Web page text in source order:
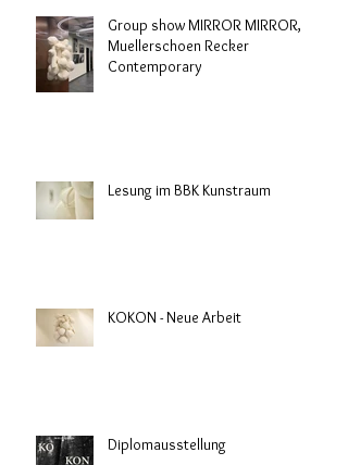
Group show MIRROR MIRROR,
Muellerschoen Recker
Contemporary
Lesung im BBK Kunstraum
KOKON - Neue Arbeit
Diplomausstellung